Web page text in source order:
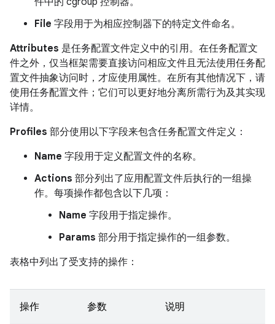
File 字段用于为相应控制器下的特定文件命名。
Attributes 是任务配置文件定义中的引用。在任务配置文
件之外，仅当框架需要直接访问相应文件且无法使用任务配
置文件抽象访问时，才应使用属性。 在所有其他情况下，请
使用任务配置文件；它们可以更好地分离所需行为及其实现
详情。
Profiles 部分使用以下字段来包含任务配置文件定义：
Name 字段用于定义配置文件的名称。
Actions 部分列出了应用配置文件后执行的一组操
作。每项操作都包含以下几项：
Name 字段用于指定操作。
Params 部分用于指定操作的一组参数。
表格中列出了受支持的操作：
操作 参数 说明